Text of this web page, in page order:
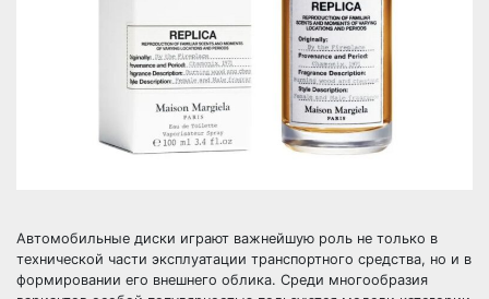
Автомобильные диски играют важнейшую роль не только в
технической части эксплуатации транспортного средства, но и в
формировании его внешнего облика. Среди многообразия